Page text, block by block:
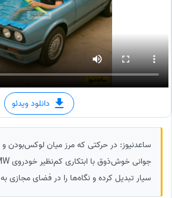
دانلود ویدئو
ساعدنیوز: در حرکتی که مرز میان لوکس‌بودن و
سیار تبدیل کرده و نگاه‌ها را در فضای مجازی